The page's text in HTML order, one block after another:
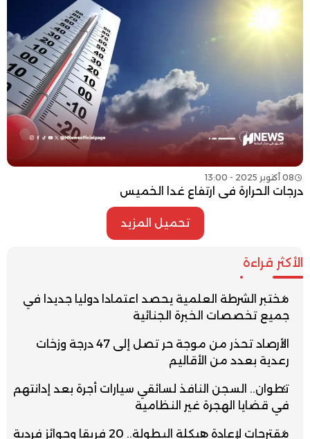
08 أكتوبر 2025 - 13:00
درجات الحرارة في ارتفاع غدا الخميس
تحميل المزيد
الأكثر قراءة
مختبر الشرطة العلمية يحصد اعتمادا دوليا جديدا في
جميع تخصصات الخبرة الجنائية
الأرصاد تحذر من موجة حر تصل إلى 47 درجة وزخات
رعدية بعدد من الأقاليم
تطوان.. السجن النافذ لسائقي سيارات أجرة بعد إدانتهم
في قضايا الهجرة غير النظامية
مقترحات لإعادة هيكلة البطولة.. 20 فريقا وجوائز فردية